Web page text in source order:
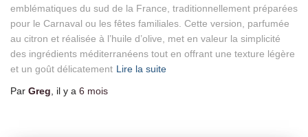
emblématiques du sud de la France, traditionnellement préparées
pour le Carnaval ou les fêtes familiales. Cette version, parfumée
au citron et réalisée à l’huile d’olive, met en valeur la simplicité
des ingrédients méditerranéens tout en offrant une texture légère
et un goût délicatement Lire la suite
Par Greg , il y a 6 mois